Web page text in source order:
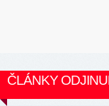
ČLÁNKY